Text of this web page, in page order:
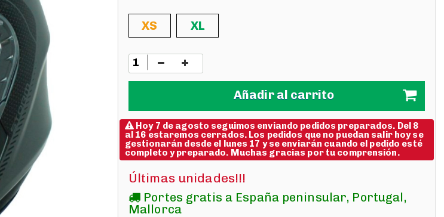
XS XL
Añadir al carrito
Hoy 7 de agosto seguimos enviando pedidos preparados. Del 8
al 16 estaremos cerrados. Los pedidos que no puedan salir hoy se
gestionarán desde el lunes 17 y se enviarán cuando el pedido esté
completo y preparado. Muchas gracias por tu comprensión.
Últimas unidades!!!
Portes gratis a España peninsular, Portugal,
Mallorca